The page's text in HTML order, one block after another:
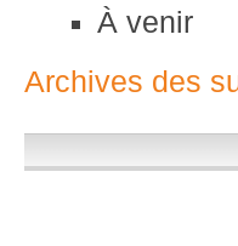
À venir
Archives des